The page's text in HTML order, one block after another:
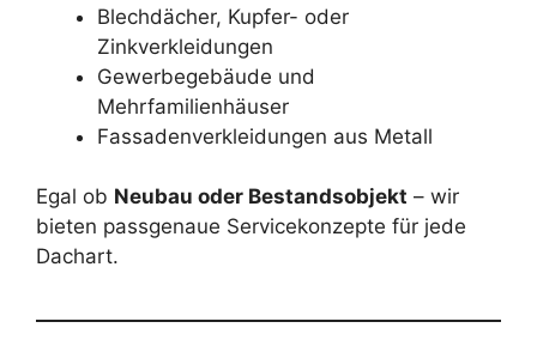
Blechdächer, Kupfer- oder
Zinkverkleidungen
Gewerbegebäude und
Mehrfamilienhäuser
Fassadenverkleidungen aus Metall
Egal ob Neubau oder Bestandsobjekt – wir
bieten passgenaue Servicekonzepte für jede
Dachart.